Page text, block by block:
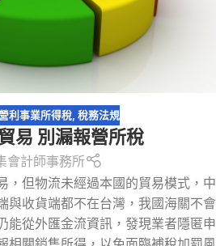
利事業所得稅, 稅務法規
易 別漏報營所稅
會計師事務所
，但物流未經過本國的貿易模式，中
與收貨端都不在台灣，我國海關不會
能從外匯金流資訊，發現業者隱匿申